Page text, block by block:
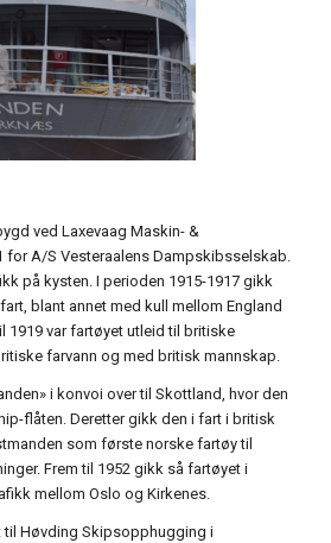
ved Laxevaag Maskin- &
for A/S Vesteraalens Dampskibsselskab.
på kysten. I perioden 1915-1917 gikk
blant annet med kull mellom England
1919 var fartøyet utleid til britiske
farvann og med britisk mannskap.
i konvoi over til Skottland, hvor den
flåten. Deretter gikk den i fart i britisk
som første norske fartøy til
Frem til 1952 gikk så fartøyet i
mellom Oslo og Kirkenes.
til Høvding Skipsopphugging i